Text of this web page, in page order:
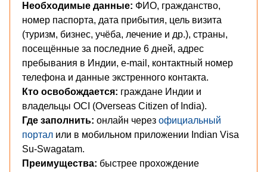
Необходимые данные: ФИО, гражданство,
номер паспорта, дата прибытия, цель визита
(туризм, бизнес, учёба, лечение и др.), страны,
посещённые за последние 6 дней, адрес
пребывания в Индии, e-mail, контактный номер
телефона и данные экстренного контакта.
Кто освобождается: граждане Индии и
владельцы OCI (Overseas Citizen of India).
Где заполнить: онлайн через официальный
портал или в мобильном приложении Indian Visa
Su-Swagatam.
Преимущества: быстрее прохождение